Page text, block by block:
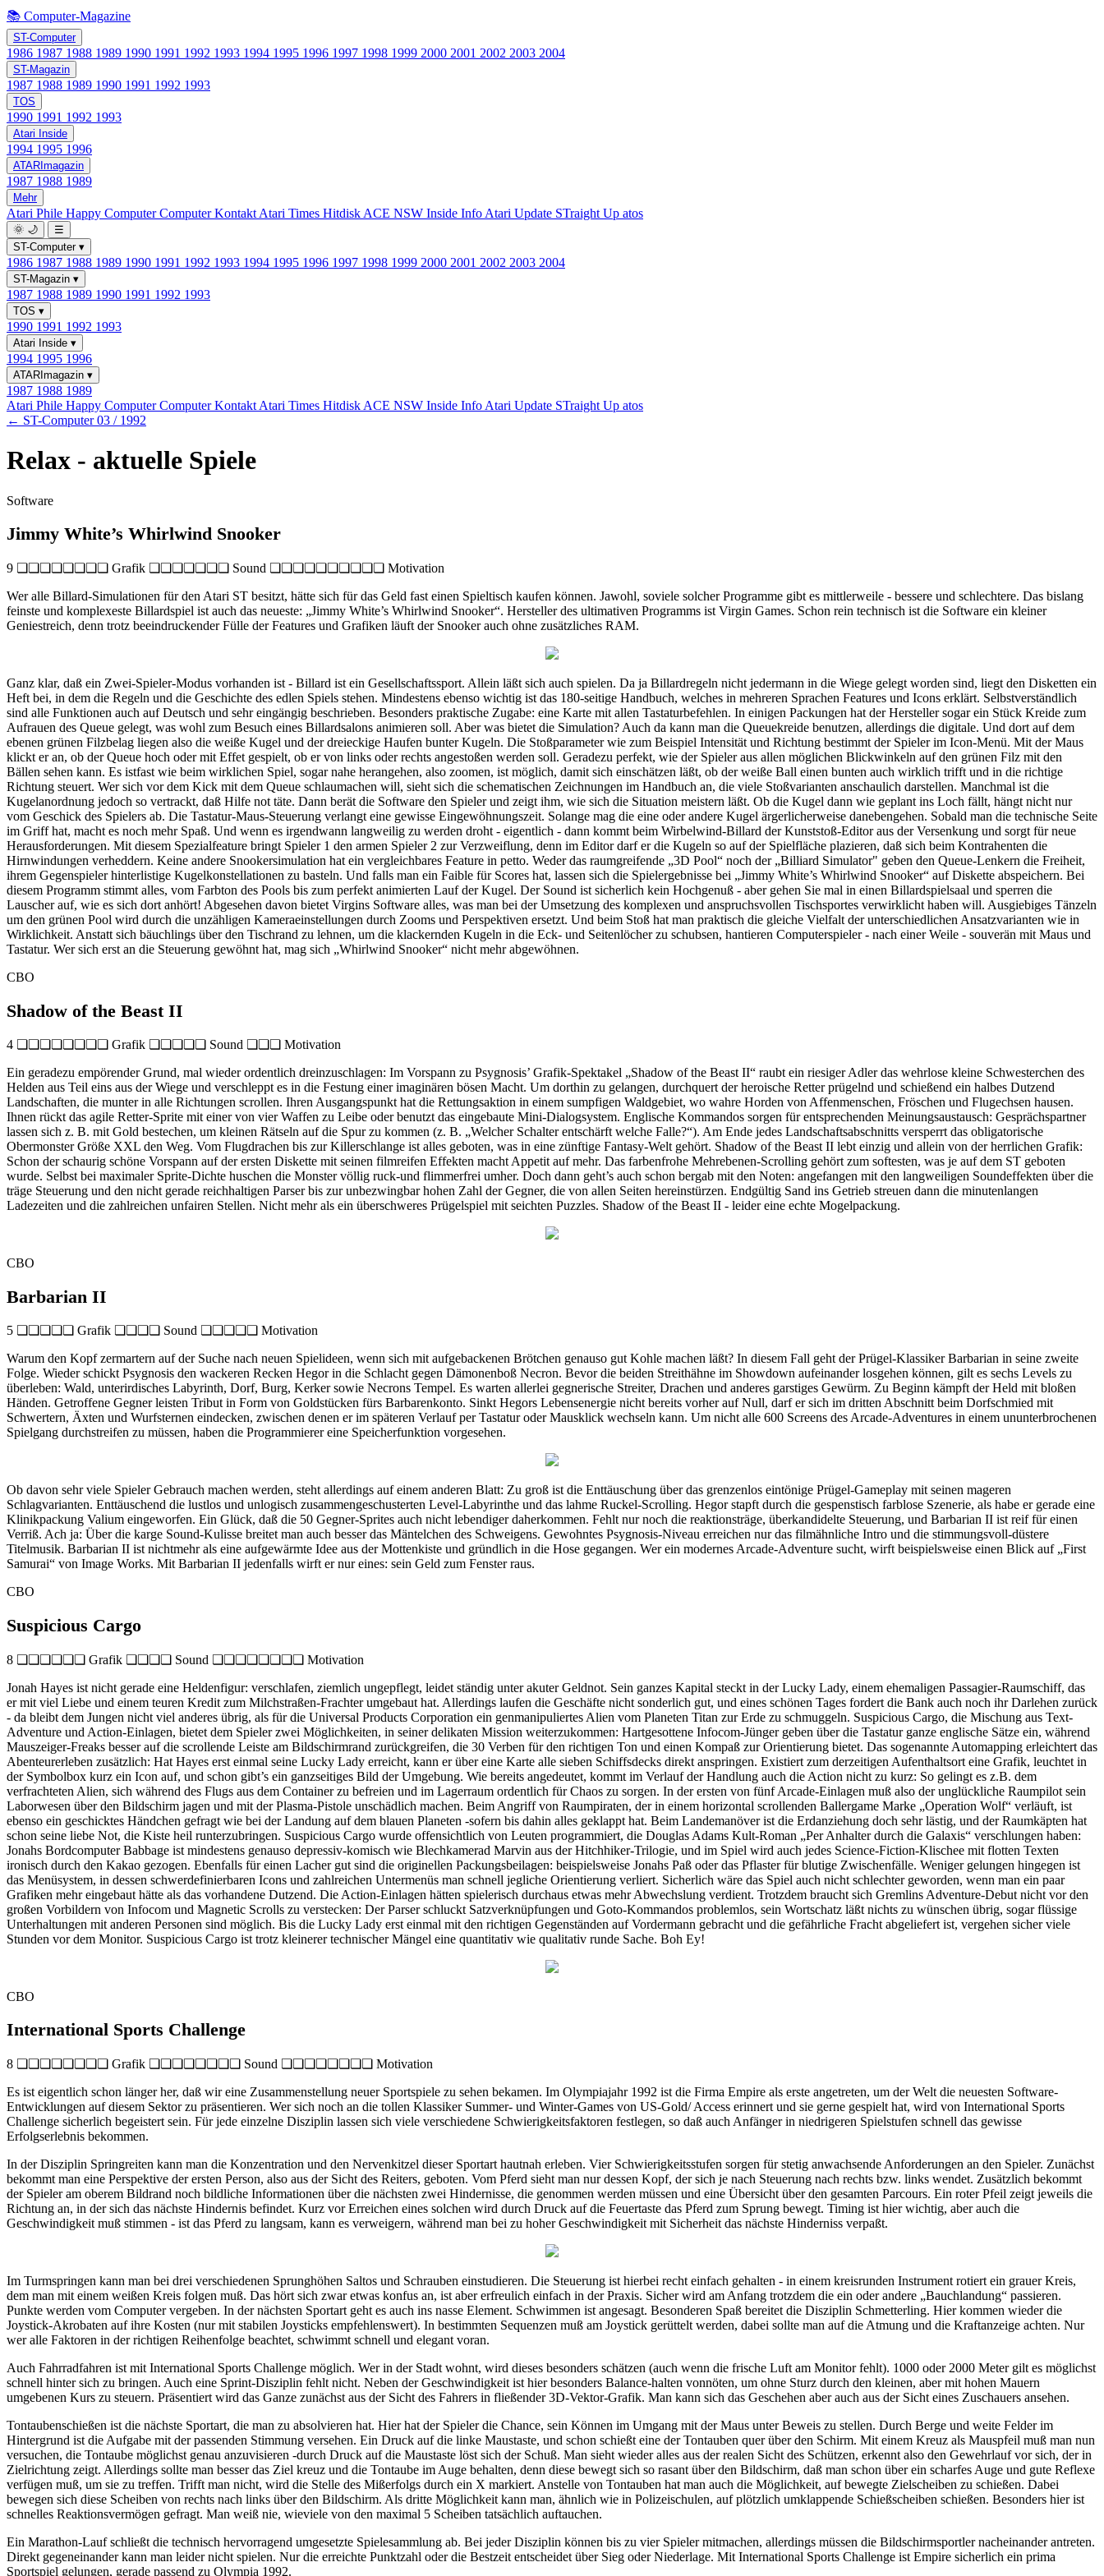
📚 Computer-Magazine
ST-Computer
1986 1987 1988 1989 1990 1991 1992 1993 1994 1995 1996 1997 1998 1999 2000 2001 2002 2003 2004
ST-Magazin
1987 1988 1989 1990 1991 1992 1993
TOS
1990 1991 1992 1993
Atari Inside
1994 1995 1996
ATARImagazin
1987 1988 1989
Mehr
Atari Phile Happy ComputerComputer Kontakt Atari Times Hitdisk ACE NSW Inside Info Atari Update STraight Up atos
🌞 🌙
☰
ST-Computer ▾
1986 1987 1988 1989 1990 1991 1992 1993 1994 1995 1996 1997 1998 1999 2000 2001 2002 2003 2004
ST-Magazin ▾
1987 1988 1989 1990 1991 1992 1993
TOS ▾
1990 1991 1992 1993
Atari Inside ▾
1994 1995 1996
ATARImagazin ▾
1987 1988 1989
Atari Phile Happy ComputerComputer Kontakt Atari Times Hitdisk ACE NSW Inside Info Atari Update STraight Up atos
← ST-Computer 03 / 1992
Relax - aktuelle Spiele
Software
Jimmy White’s Whirlwind Snooker
9 ❏❏❏❏❏❏❏❏ Grafik ❏❏❏❏❏❏❏ Sound ❏❏❏❏❏❏❏❏❏❏ Motivation
Wer alle Billard-Simulationen für den Atari ST besitzt, hätte sich für das Geld fast einen Spieltisch kaufen können. Jawohl, soviele solcher Programme gibt es mittlerweile - bessere und schlechtere. Das bislang
feinste und komplexeste Billardspiel ist auch das neueste: „Jimmy White’s Whirlwind Snooker“. Hersteller des ultimativen Programms ist Virgin Games. Schon rein technisch ist die Software ein kleiner
Geniestreich, denn trotz beeindruckender Fülle der Features und Grafiken läuft der Snooker auch ohne zusätzliches RAM.
Ganz klar, daß ein Zwei-Spieler-Modus vorhanden ist - Billard ist ein Gesellschaftssport. Allein läßt sich auch spielen. Da ja Billardregeln nicht jedermann in die Wiege gelegt worden sind, liegt den Disketten ein
Heft bei, in dem die Regeln und die Geschichte des edlen Spiels stehen. Mindestens ebenso wichtig ist das 180-seitige Handbuch, welches in mehreren Sprachen Features und Icons erklärt. Selbstverständlich
sind alle Funktionen auch auf Deutsch und sehr eingängig beschrieben. Besonders praktische Zugabe: eine Karte mit allen Tastaturbefehlen. In einigen Packungen hat der Hersteller sogar ein Stück Kreide zum
Aufrauen des Queue gelegt, was wohl zum Besuch eines Billardsalons animieren soll. Aber was bietet die Simulation? Auch da kann man die Queuekreide benutzen, allerdings die digitale. Und dort auf dem
ebenen grünen Filzbelag liegen also die weiße Kugel und der dreieckige Haufen bunter Kugeln. Die Stoßparameter wie zum Beispiel Intensität und Richtung bestimmt der Spieler im Icon-Menü. Mit der Maus
klickt er an, ob der Queue hoch oder mit Effet gespielt, ob er von links oder rechts angestoßen werden soll. Geradezu perfekt, wie der Spieler aus allen möglichen Blickwinkeln auf den grünen Filz mit den
Bällen sehen kann. Es istfast wie beim wirklichen Spiel, sogar nahe herangehen, also zoomen, ist möglich, damit sich einschätzen läßt, ob der weiße Ball einen bunten auch wirklich trifft und in die richtige
Richtung steuert. Wer sich vor dem Kick mit dem Queue schlaumachen will, sieht sich die schematischen Zeichnungen im Handbuch an, die viele Stoßvarianten anschaulich darstellen. Manchmal ist die
Kugelanordnung jedoch so vertrackt, daß Hilfe not täte. Dann berät die Software den Spieler und zeigt ihm, wie sich die Situation meistern läßt. Ob die Kugel dann wie geplant ins Loch fällt, hängt nicht nur
vom Geschick des Spielers ab. Die Tastatur-Maus-Steuerung verlangt eine gewisse Eingewöhnungszeit. Solange mag die eine oder andere Kugel ärgerlicherweise danebengehen. Sobald man die technische Seite
im Griff hat, macht es noch mehr Spaß. Und wenn es irgendwann langweilig zu werden droht - eigentlich - dann kommt beim Wirbelwind-Billard der Kunststoß-Editor aus der Versenkung und sorgt für neue
Herausforderungen. Mit diesem Spezialfeature bringt Spieler 1 den armen Spieler 2 zur Verzweiflung, denn im Editor darf er die Kugeln so auf der Spielfläche plazieren, daß sich beim Kontrahenten die
Hirnwindungen verheddern. Keine andere Snookersimulation hat ein vergleichbares Feature in petto. Weder das raumgreifende „3D Pool“ noch der „Billiard Simulator" geben den Queue-Lenkern die Freiheit,
ihrem Gegenspieler hinterlistige Kugelkonstellationen zu basteln. Und falls man ein Faible für Scores hat, lassen sich die Spielergebnisse bei „Jimmy White’s Whirlwind Snooker“ auf Diskette abspeichern. Bei
diesem Programm stimmt alles, vom Farbton des Pools bis zum perfekt animierten Lauf der Kugel. Der Sound ist sicherlich kein Hochgenuß - aber gehen Sie mal in einen Billardspielsaal und sperren die
Lauscher auf, wie es sich dort anhört! Abgesehen davon bietet Virgins Software alles, was man bei der Umsetzung des komplexen und anspruchsvollen Tischsportes verwirklicht haben will. Ausgiebiges Tänzeln
um den grünen Pool wird durch die unzähligen Kameraeinstellungen durch Zooms und Perspektiven ersetzt. Und beim Stoß hat man praktisch die gleiche Vielfalt der unterschiedlichen Ansatzvarianten wie in
Wirklichkeit. Anstatt sich bäuchlings über den Tischrand zu lehnen, um die klackernden Kugeln in die Eck- und Seitenlöcher zu schubsen, hantieren Computerspieler - nach einer Weile - souverän mit Maus und
Tastatur. Wer sich erst an die Steuerung gewöhnt hat, mag sich „Whirlwind Snooker“ nicht mehr abgewöhnen.
CBO
Shadow of the Beast II
4 ❏❏❏❏❏❏❏❏ Grafik ❏❏❏❏❏ Sound ❏❏❏ Motivation
Ein geradezu empörender Grund, mal wieder ordentlich dreinzuschlagen: Im Vorspann zu Psygnosis’ Grafik-Spektakel „Shadow of the Beast II“ raubt ein riesiger Adler das wehrlose kleine Schwesterchen des
Helden aus Teil eins aus der Wiege und verschleppt es in die Festung einer imaginären bösen Macht. Um dorthin zu gelangen, durchquert der heroische Retter prügelnd und schießend ein halbes Dutzend
Landschaften, die munter in alle Richtungen scrollen. Ihren Ausgangspunkt hat die Rettungsaktion in einem sumpfigen Waldgebiet, wo wahre Horden von Affenmenschen, Fröschen und Flugechsen hausen.
Ihnen rückt das agile Retter-Sprite mit einer von vier Waffen zu Leibe oder benutzt das eingebaute Mini-Dialogsystem. Englische Kommandos sorgen für entsprechenden Meinungsaustausch: Gesprächspartner
lassen sich z. B. mit Gold bestechen, um kleinen Rätseln auf die Spur zu kommen (z. B. „Welcher Schalter entschärft welche Falle?“). Am Ende jedes Landschaftsabschnitts versperrt das obligatorische
Obermonster Größe XXL den Weg. Vom Flugdrachen bis zur Killerschlange ist alles geboten, was in eine zünftige Fantasy-Welt gehört. Shadow of the Beast II lebt einzig und allein von der herrlichen Grafik:
Schon der schaurig schöne Vorspann auf der ersten Diskette mit seinen filmreifen Effekten macht Appetit auf mehr. Das farbenfrohe Mehrebenen-Scrolling gehört zum softesten, was je auf dem ST geboten
wurde. Selbst bei maximaler Sprite-Dichte huschen die Monster völlig ruck-und flimmerfrei umher. Doch dann geht’s auch schon bergab mit den Noten: angefangen mit den langweiligen Soundeffekten über die
träge Steuerung und den nicht gerade reichhaltigen Parser bis zur unbezwingbar hohen Zahl der Gegner, die von allen Seiten hereinstürzen. Endgültig Sand ins Getrieb streuen dann die minutenlangen
Ladezeiten und die zahlreichen unfairen Stellen. Nicht mehr als ein überschweres Prügelspiel mit seichten Puzzles. Shadow of the Beast II - leider eine echte Mogelpackung.
CBO
Barbarian II
5 ❏❏❏❏❏ Grafik ❏❏❏❏ Sound ❏❏❏❏❏ Motivation
Warum den Kopf zermartern auf der Suche nach neuen Spielideen, wenn sich mit aufgebackenen Brötchen genauso gut Kohle machen läßt? In diesem Fall geht der Prügel-Klassiker Barbarian in seine zweite
Folge. Wieder schickt Psygnosis den wackeren Recken Hegor in die Schlacht gegen Dämonenboß Necron. Bevor die beiden Streithähne im Showdown aufeinander losgehen können, gilt es sechs Levels zu
überleben: Wald, unterirdisches Labyrinth, Dorf, Burg, Kerker sowie Necrons Tempel. Es warten allerlei gegnerische Streiter, Drachen und anderes garstiges Gewürm. Zu Beginn kämpft der Held mit bloßen
Händen. Getroffene Gegner leisten Tribut in Form von Goldstücken fürs Barbarenkonto. Sinkt Hegors Lebensenergie nicht bereits vorher auf Null, darf er sich im dritten Abschnitt beim Dorfschmied mit
Schwertern, Äxten und Wurfsternen eindecken, zwischen denen er im späteren Verlauf per Tastatur oder Mausklick wechseln kann. Um nicht alle 600 Screens des Arcade-Adventures in einem ununterbrochenen
Spielgang durchstreifen zu müssen, haben die Programmierer eine Speicherfunktion vorgesehen.
Ob davon sehr viele Spieler Gebrauch machen werden, steht allerdings auf einem anderen Blatt: Zu groß ist die Enttäuschung über das grenzenlos eintönige Prügel-Gameplay mit seinen mageren
Schlagvarianten. Enttäuschend die lustlos und unlogisch zusammengeschusterten Level-Labyrinthe und das lahme Ruckel-Scrolling. Hegor stapft durch die gespenstisch farblose Szenerie, als habe er gerade eine
Klinikpackung Valium eingeworfen. Ein Glück, daß die 50 Gegner-Sprites auch nicht lebendiger daherkommen. Fehlt nur noch die reaktionsträge, überkandidelte Steuerung, und Barbarian II ist reif für einen
Verriß. Ach ja: Über die karge Sound-Kulisse breitet man auch besser das Mäntelchen des Schweigens. Gewohntes Psygnosis-Niveau erreichen nur das filmähnliche Intro und die stimmungsvoll-düstere
Titelmusik. Barbarian II ist nichtmehr als eine aufgewärmte Idee aus der Mottenkiste und gründlich in die Hose gegangen. Wer ein modernes Arcade-Adventure sucht, wirft beispielsweise einen Blick auf „First
Samurai“ von Image Works. Mit Barbarian II jedenfalls wirft er nur eines: sein Geld zum Fenster raus.
CBO
Suspicious Cargo
8 ❏❏❏❏❏❏ Grafik ❏❏❏❏ Sound ❏❏❏❏❏❏❏❏ Motivation
Jonah Hayes ist nicht gerade eine Heldenfigur: verschlafen, ziemlich ungepflegt, leidet ständig unter akuter Geldnot. Sein ganzes Kapital steckt in der Lucky Lady, einem ehemaligen Passagier-Raumschiff, das
er mit viel Liebe und einem teuren Kredit zum Milchstraßen-Frachter umgebaut hat. Allerdings laufen die Geschäfte nicht sonderlich gut, und eines schönen Tages fordert die Bank auch noch ihr Darlehen zurück
- da bleibt dem Jungen nicht viel anderes übrig, als für die Universal Products Corporation ein genmanipuliertes Alien vom Planeten Titan zur Erde zu schmuggeln. Suspicious Cargo, die Mischung aus Text-
Adventure und Action-Einlagen, bietet dem Spieler zwei Möglichkeiten, in seiner delikaten Mission weiterzukommen: Hartgesottene Infocom-Jünger geben über die Tastatur ganze englische Sätze ein, während
Mauszeiger-Freaks besser auf die scrollende Leiste am Bildschirmrand zurückgreifen, die 30 Verben für den richtigen Ton und einen Kompaß zur Orientierung bietet. Das sogenannte Automapping erleichtert das
Abenteurerleben zusätzlich: Hat Hayes erst einmal seine Lucky Lady erreicht, kann er über eine Karte alle sieben Schiffsdecks direkt anspringen. Existiert zum derzeitigen Aufenthaltsort eine Grafik, leuchtet in
der Symbolbox kurz ein Icon auf, und schon gibt’s ein ganzseitiges Bild der Umgebung. Wie bereits angedeutet, kommt im Verlauf der Handlung auch die Action nicht zu kurz: So gelingt es z.B. dem
verfrachteten Alien, sich während des Flugs aus dem Container zu befreien und im Lagerraum ordentlich für Chaos zu sorgen. In der ersten von fünf Arcade-Einlagen muß also der unglückliche Raumpilot sein
Laborwesen über den Bildschirm jagen und mit der Plasma-Pistole unschädlich machen. Beim Angriff von Raumpiraten, der in einem horizontal scrollenden Ballergame Marke „Operation Wolf“ verläuft, ist
ebenso ein geschicktes Händchen gefragt wie bei der Landung auf dem blauen Planeten -sofern bis dahin alles geklappt hat. Beim Landemanöver ist die Erdanziehung doch sehr lästig, und der Raumkäpten hat
schon seine liebe Not, die Kiste heil runterzubringen. Suspicious Cargo wurde offensichtlich von Leuten programmiert, die Douglas Adams Kult-Roman „Per Anhalter durch die Galaxis“ verschlungen haben:
Jonahs Bordcomputer Babbage ist mindestens genauso depressiv-komisch wie Blechkamerad Marvin aus der Hitchhiker-Trilogie, und im Spiel wird auch jedes Science-Fiction-Klischee mit flotten Texten
ironisch durch den Kakao gezogen. Ebenfalls für einen Lacher gut sind die originellen Packungsbeilagen: beispielsweise Jonahs Paß oder das Pflaster für blutige Zwischenfälle. Weniger gelungen hingegen ist
das Menüsystem, in dessen schwerdefinierbaren Icons und zahlreichen Untermenüs man schnell jegliche Orientierung verliert. Sicherlich wäre das Spiel auch nicht schlechter geworden, wenn man ein paar
Grafiken mehr eingebaut hätte als das vorhandene Dutzend. Die Action-Einlagen hätten spielerisch durchaus etwas mehr Abwechslung verdient. Trotzdem braucht sich Gremlins Adventure-Debut nicht vor den
großen Vorbildern von Infocom und Magnetic Scrolls zu verstecken: Der Parser schluckt Satzverknüpfungen und Goto-Kommandos problemlos, sein Wortschatz läßt nichts zu wünschen übrig, sogar flüssige
Unterhaltungen mit anderen Personen sind möglich. Bis die Lucky Lady erst einmal mit den richtigen Gegenständen auf Vordermann gebracht und die gefährliche Fracht abgeliefert ist, vergehen sicher viele
Stunden vor dem Monitor. Suspicious Cargo ist trotz kleinerer technischer Mängel eine quantitativ wie qualitativ runde Sache. Boh Ey!
CBO
International Sports Challenge
8 ❏❏❏❏❏❏❏❏ Grafik ❏❏❏❏❏❏❏❏ Sound ❏❏❏❏❏❏❏❏ Motivation
Es ist eigentlich schon länger her, daß wir eine Zusammenstellung neuer Sportspiele zu sehen bekamen. Im Olympiajahr 1992 ist die Firma Empire als erste angetreten, um der Welt die neuesten Software-
Entwicklungen auf diesem Sektor zu präsentieren. Wer sich noch an die tollen Klassiker Summer- und Winter-Games von US-Gold/ Access erinnert und sie gerne gespielt hat, wird von International Sports
Challenge sicherlich begeistert sein. Für jede einzelne Disziplin lassen sich viele verschiedene Schwierigkeitsfaktoren festlegen, so daß auch Anfänger in niedrigeren Spielstufen schnell das gewisse
Erfolgserlebnis bekommen.
In der Disziplin Springreiten kann man die Konzentration und den Nervenkitzel dieser Sportart hautnah erleben. Vier Schwierigkeitsstufen sorgen für stetig anwachsende Anforderungen an den Spieler. Zunächst
bekommt man eine Perspektive der ersten Person, also aus der Sicht des Reiters, geboten. Vom Pferd sieht man nur dessen Kopf, der sich je nach Steuerung nach rechts bzw. links wendet. Zusätzlich bekommt
der Spieler am oberem Bildrand noch bildliche Informationen über die nächsten zwei Hindernisse, die genommen werden müssen und eine Übersicht über den gesamten Parcours. Ein roter Pfeil zeigt jeweils die
Richtung an, in der sich das nächste Hindernis befindet. Kurz vor Erreichen eines solchen wird durch Druck auf die Feuertaste das Pferd zum Sprung bewegt. Timing ist hier wichtig, aber auch die
Geschwindigkeit muß stimmen - ist das Pferd zu langsam, kann es verweigern, während man bei zu hoher Geschwindigkeit mit Sicherheit das nächste Hinderniss verpaßt.
Im Turmspringen kann man bei drei verschiedenen Sprunghöhen Saltos und Schrauben einstudieren. Die Steuerung ist hierbei recht einfach gehalten - in einem kreisrunden Instrument rotiert ein grauer Kreis,
dem man mit einem weißen Kreis folgen muß. Das hört sich zwar etwas konfus an, ist aber erfreulich einfach in der Praxis. Sicher wird am Anfang trotzdem die ein oder andere „Bauchlandung“ passieren.
Punkte werden vom Computer vergeben. In der nächsten Sportart geht es auch ins nasse Element. Schwimmen ist angesagt. Besonderen Spaß bereitet die Disziplin Schmetterling. Hier kommen wieder die
Joystick-Akrobaten auf ihre Kosten (nur mit stabilen Joysticks empfehlenswert). In bestimmten Sequenzen muß am Joystick gerüttelt werden, dabei sollte man auf die Atmung und die Kraftanzeige achten. Nur
wer alle Faktoren in der richtigen Reihenfolge beachtet, schwimmt schnell und elegant voran.
Auch Fahrradfahren ist mit International Sports Challenge möglich. Wer in der Stadt wohnt, wird dieses besonders schätzen (auch wenn die frische Luft am Monitor fehlt). 1000 oder 2000 Meter gilt es möglichst
schnell hinter sich zu bringen. Auch eine Sprint-Disziplin fehlt nicht. Neben der Geschwindigkeit ist hier besonders Balance-halten vonnöten, um ohne Sturz durch den kleinen, aber mit hohen Mauern
umgebenen Kurs zu steuern. Präsentiert wird das Ganze zunächst aus der Sicht des Fahrers in fließender 3D-Vektor-Grafik. Man kann sich das Geschehen aber auch aus der Sicht eines Zuschauers ansehen.
Tontaubenschießen ist die nächste Sportart, die man zu absolvieren hat. Hier hat der Spieler die Chance, sein Können im Umgang mit der Maus unter Beweis zu stellen. Durch Berge und weite Felder im
Hintergrund ist die Aufgabe mit der passenden Stimmung versehen. Ein Druck auf die linke Maustaste, und schon schießt eine der Tontauben quer über den Schirm. Mit einem Kreuz als Mauspfeil muß man nun
versuchen, die Tontaube möglichst genau anzuvisieren -durch Druck auf die Maustaste löst sich der Schuß. Man sieht wieder alles aus der realen Sicht des Schützen, erkennt also den Gewehrlauf vor sich, der in
Zielrichtung zeigt. Allerdings sollte man besser das Ziel kreuz und die Tontaube im Auge behalten, denn diese bewegt sich so rasant über den Bildschirm, daß man schon über ein scharfes Auge und gute Reflexe
verfügen muß, um sie zu treffen. Trifft man nicht, wird die Stelle des Mißerfolgs durch ein X markiert. Anstelle von Tontauben hat man auch die Möglichkeit, auf bewegte Zielscheiben zu schießen. Dabei
bewegen sich diese Scheiben von rechts nach links über den Bildschirm. Als dritte Möglichkeit kann man, ähnlich wie in Polizeischulen, auf plötzlich umklappende Schießscheiben schießen. Besonders hier ist
schnelles Reaktionsvermögen gefragt. Man weiß nie, wieviele von den maximal 5 Scheiben tatsächlich auftauchen.
Ein Marathon-Lauf schließt die technisch hervorragend umgesetzte Spielesammlung ab. Bei jeder Disziplin können bis zu vier Spieler mitmachen, allerdings müssen die Bildschirmsportler nacheinander antreten.
Direkt gegeneinander kann man leider nicht spielen. Nur die erreichte Punktzahl oder die Bestzeit entscheidet über Sieg oder Niederlage. Mit International Sports Challenge ist Empire sicherlich ein prima
Sportspiel gelungen, gerade passend zu Olympia 1992.